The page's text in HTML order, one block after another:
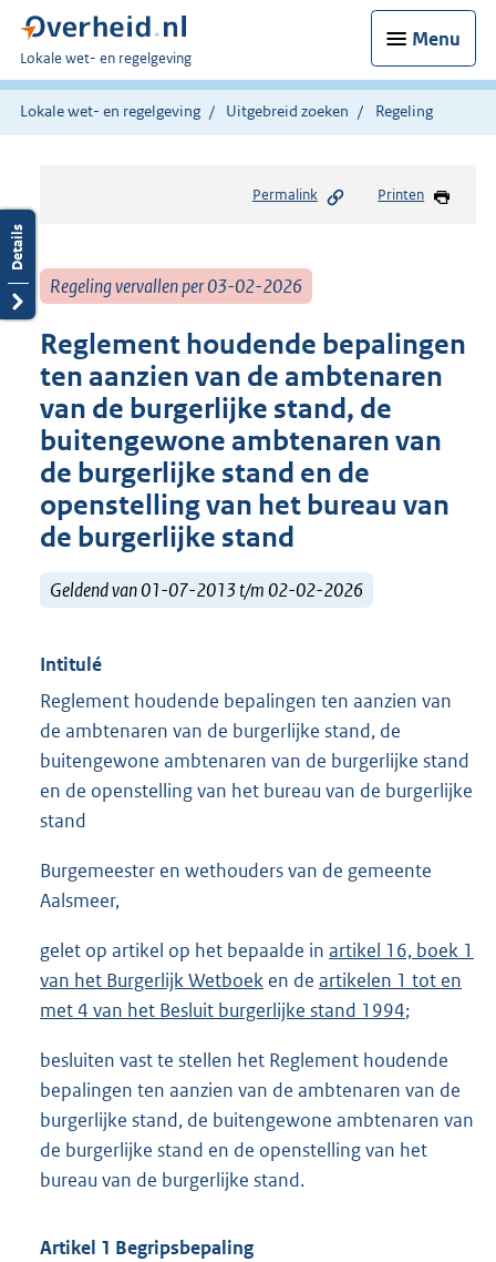
Menu
U
bent
hier:
Lokale wet- en regelgeving
Lokale wet- en regelgeving Uitgebreid zoeken Regeling
Permalink Printen
Regeling vervallen per 03-02-2026
Reglement houdende bepalingen
ten aanzien van de ambtenaren
van de burgerlijke stand, de
buitengewone ambtenaren van
de burgerlijke stand en de
openstelling van het bureau van
de burgerlijke stand
Geldend van 01-07-2013 t/m 02-02-2026
Intitulé
Reglement houdende bepalingen ten aanzien van
de ambtenaren van de burgerlijke stand, de
buitengewone ambtenaren van de burgerlijke stand
en de openstelling van het bureau van de burgerlijke
stand
Burgemeester en wethouders van de gemeente
Aalsmeer,
gelet op artikel op het bepaalde in artikel 16, boek 1
van het Burgerlijk Wetboek en de artikelen 1 tot en
met 4 van het Besluit burgerlijke stand 1994;
besluiten vast te stellen het Reglement houdende
bepalingen ten aanzien van de ambtenaren van de
burgerlijke stand, de buitengewone ambtenaren van
de burgerlijke stand en de openstelling van het
bureau van de burgerlijke stand.
Artikel 1 Begripsbepaling